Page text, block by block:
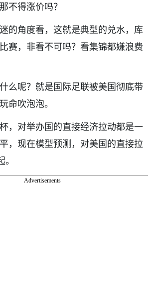
不得涨价吗？
的角度看，这就是典型的兑水，库
赛，非看不可吗？看集锦都嫌浪费
么呢？就是国际足联被美国彻底带
命吹泡泡。
，对举办国的直接经济拉动都是一
，现在模型预测，对美国的直接拉
Advertisements